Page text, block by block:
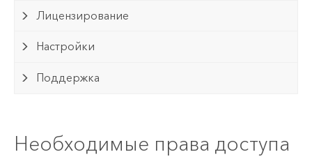
Лицензирование
Настройки
Поддержка
Необходимые права доступа